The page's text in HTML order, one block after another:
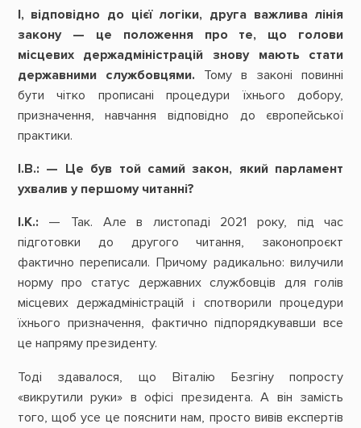
І, відповідно до цієї логіки, друга важлива лінія
закону
— це положення про те, що
голови
місцевих
держадміністрацій знову мають
стати
державними
службовцями. Тому в законі повинні
бути чітко прописані процедури їхнього добору,
призначення, навчання відповідно до європейської
практики.
І.В.: — Це був той самий закон, який парламент
ухвалив у першому читанні?
І.К.: — Так. Але в листопаді 2021 року, під час
підготовки до другого читання, законопроєкт
фактично переписали. Причому радикально: вилучили
норму про статус державних службовців для голів
місцевих держадміністрацій і спотворили процедури
їхнього призначення, фактично підпорядкувавши все
це напряму президенту.
Тоді здавалося, що Віталію Безгіну попросту
«викрутили руки» в офісі президента. А він замість
того, щоб усе це пояснити нам, просто вивів експертів